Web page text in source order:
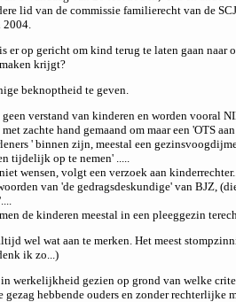
lid van de commissie familierecht van de
2004.
er op gericht om kind terug te laten gaan naar
krijgt?
beknoptheid te geven.
geen verstand van kinderen en worden vooral
zachte hand gemaand om maar een 'OTS
' binnen zijn, meestal een
tijdelijk op te nemen' .....
wensen, volgt een verzoek aan
van 'de gedragsdeskundige' van BJZ,
de kinderen meestal in een pleeggezin
wel wat aan te merken. Het meest
ik zo...)
in werkelijkheid gezien op grond van welke
gezag hebbende ouders en zonder